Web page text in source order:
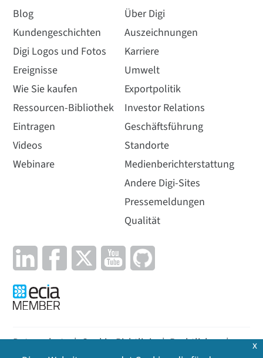
Blog
Kundengeschichten
Digi Logos und Fotos
Ereignisse
Wie Sie kaufen
Ressourcen-Bibliothek
Eintragen
Videos
Webinare
Über Digi
Auszeichnungen
Karriere
Umwelt
Exportpolitik
Investor Relations
Geschäftsführung
Standorte
Medienberichterstattung
Andere Digi-Sites
Pressemeldungen
Qualität
Datenschutz | Cookie-Richtlinie | Rechtliches |
x